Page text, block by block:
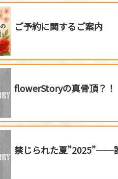
ご予約に関するご案内
flowerStoryの真骨頂？！
禁じられた夏”2025”──